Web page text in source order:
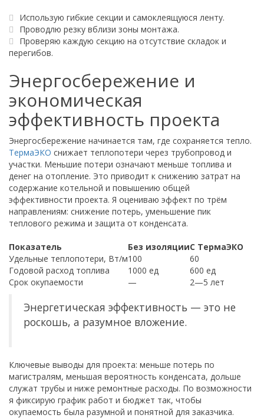
Использую гибкие секции и самоклеящуюся ленту.
Проводлю резку вблизи зоны монтажа.
Проверяю каждую секцию на отсутствие складок и
перегибов.
Энергосбережение и
экономическая
эффективность проекта
Энергосбережение начинается там, где сохраняется тепло.
ТермаЭКО снижает теплопотери через трубопровод и
участки. Меньшие потери означают меньше топлива и
денег на отопление. Это приводит к снижению затрат на
содержание котельной и повышению общей
эффективности проекта. Я оцениваю эффект по трём
направлениям: снижение потерь, уменьшение пик
теплового режима и защита от конденсата.
Показатель Без изоляцииС ТермаЭКО
Удельные теплопотери, Вт/м100
60
Годовой расход топлива
1000 ед
600 ед
Срок окупаемости
— 2—5 лет
Энергетическая эффективность — это не
роскошь, а разумное вложение.
Ключевые выводы для проекта: меньше потерь по
магистралям, меньшая вероятность конденсата, дольше
служат трубы и ниже ремонтные расходы. По возможности
я фиксирую график работ и бюджет так, чтобы
окупаемость была разумной и понятной для заказчика.